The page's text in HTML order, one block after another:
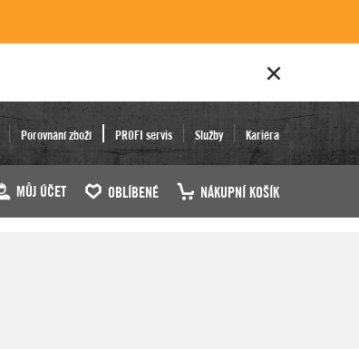
Porovnání zboží PROFI servis Služby Kariéra
MŮJ ÚČET OBLÍBENÉ NÁKUPNÍ KOŠÍK